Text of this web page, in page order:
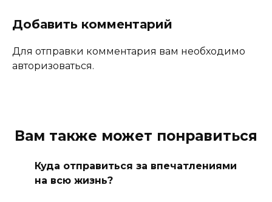
Добавить комментарий
Для отправки комментария вам необходимо
авторизоваться.
Вам также может понравиться
Куда отправиться за впечатлениями
на всю жизнь?